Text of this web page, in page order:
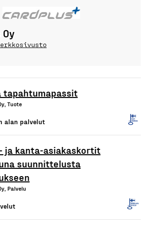
tapahtumapassit
Tuote
alan palvelut
ja kanta-asiakaskortit
suunnittelusta
Palvelu